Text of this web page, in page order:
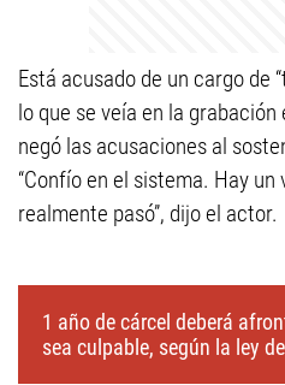
Está acusado de un cargo de
lo que se veía en la grabación
negó las acusaciones al
“Confío en el sistema. Hay
realmente pasó”, dijo el actor.
1 año de cárcel deberá
sea culpable, según la ley de